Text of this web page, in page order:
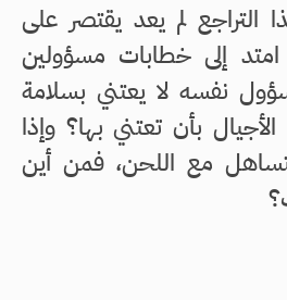
التراجع لم يعد يقتصر على
إلى خطابات مسؤولين
نفسه لا يعتني بسلامة
بأن تعتني بها؟ وإذا
يتساهل مع اللحن، فمن أين